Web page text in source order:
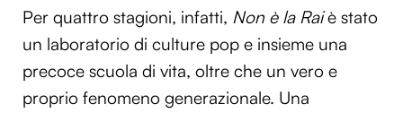
Per quattro stagioni, infatti, Non è la Raiè stato
un laboratorio di culture pop e insieme una
precoce scuola di vita, oltre che un vero e
proprio fenomeno generazionale. Una